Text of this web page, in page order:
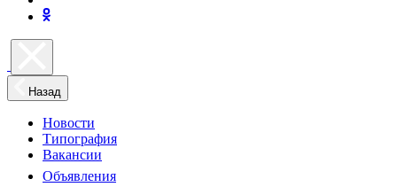
Назад
Новости
Типография
Вакансии
Объявления